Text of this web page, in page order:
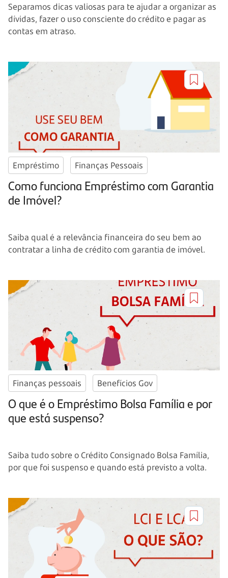
Separamos dicas valiosas para te ajudar a organizar as
dívidas, fazer o uso consciente do crédito e pagar as
contas em atraso.
Empréstimo Finanças Pessoais
Como funciona Empréstimo com Garantia
de Imóvel?
Saiba qual é a relevância financeira do seu bem ao
contratar a linha de crédito com garantia de imóvel.
Finanças pessoais Benefícios Gov
O que é o Empréstimo Bolsa Família e por
que está suspenso?
Saiba tudo sobre o Crédito Consignado Bolsa Família,
por que foi suspenso e quando está previsto a volta.